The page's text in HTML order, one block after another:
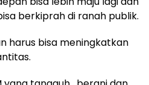
berkiprah di ranah publik.
harus bisa meningkatkan